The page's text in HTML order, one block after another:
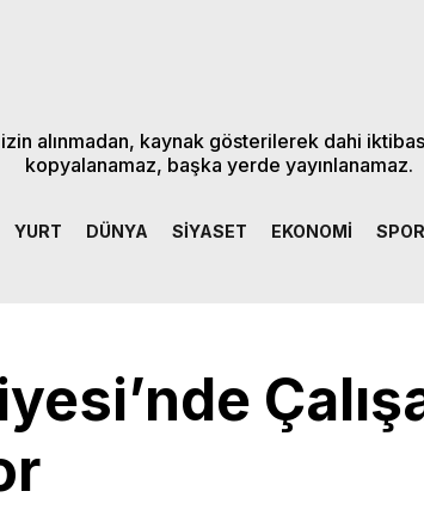
alınmadan, kaynak gösterilerek dahi
kopyalanamaz, başka yerde yayınlanamaz.
YURT DÜNYA SİYASET EKONOMİ SPOR